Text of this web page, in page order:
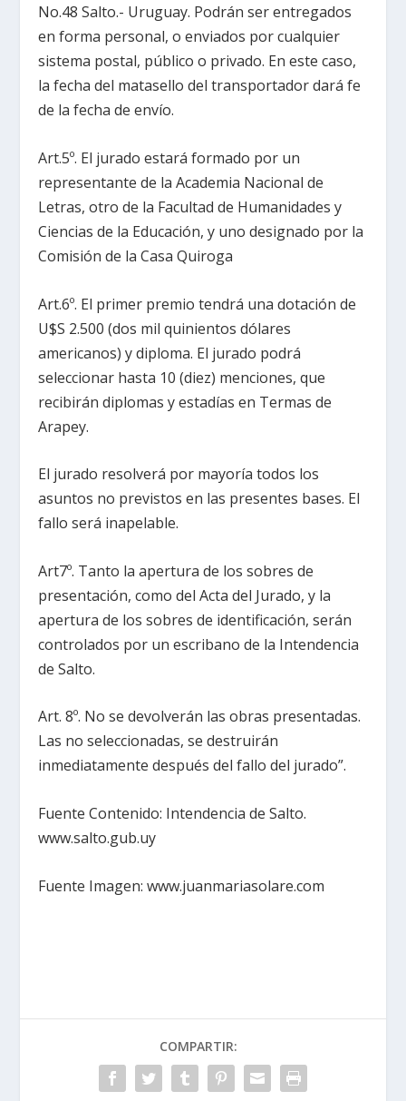
No.48 Salto.- Uruguay. Podrán ser entregados
en forma personal, o enviados por cualquier
sistema postal, público o privado. En este caso,
la fecha del matasello del transportador dará fe
de la fecha de envío.
Art.5º. El jurado estará formado por un
representante de la Academia Nacional de
Letras, otro de la Facultad de Humanidades y
Ciencias de la Educación, y uno designado por la
Comisión de la Casa Quiroga
Art.6º. El primer premio tendrá una dotación de
U$S 2.500 (dos mil quinientos dólares
americanos) y diploma. El jurado podrá
seleccionar hasta 10 (diez) menciones, que
recibirán diplomas y estadías en Termas de
Arapey.
El jurado resolverá por mayoría todos los
asuntos no previstos en las presentes bases. El
fallo será inapelable.
Art7º. Tanto la apertura de los sobres de
presentación, como del Acta del Jurado, y la
apertura de los sobres de identificación, serán
controlados por un escribano de la Intendencia
de Salto.
Art. 8º. No se devolverán las obras presentadas.
Las no seleccionadas, se destruirán
inmediatamente después del fallo del jurado”.
Fuente Contenido: Intendencia de Salto.
www.salto.gub.uy
Fuente Imagen: www.juanmariasolare.com
COMPARTIR: